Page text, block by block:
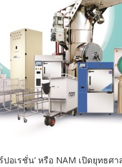
อเรชั่น’ หรือ NAM เปิดยุทธ